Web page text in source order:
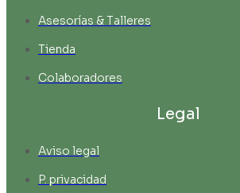
Asesorías & Talleres
Tienda
Colaboradores
Legal
Aviso legal
P. privacidad